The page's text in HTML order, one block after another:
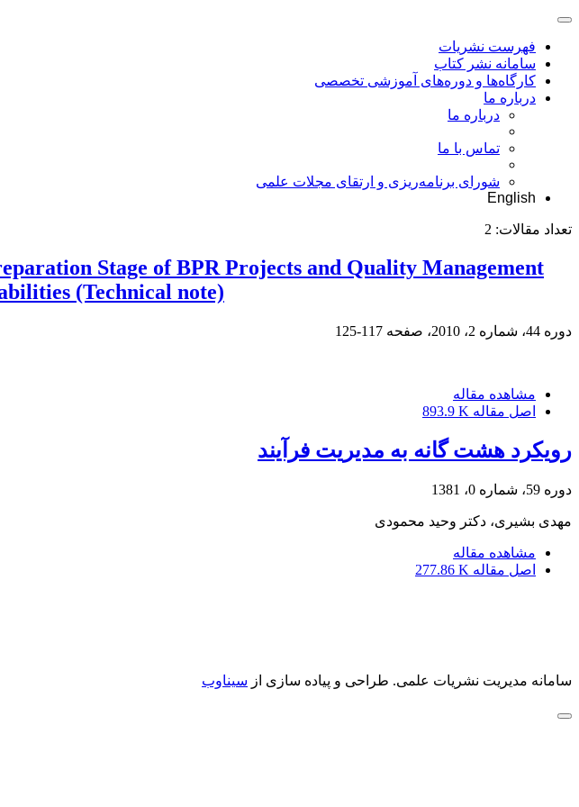
فهرست نشریات
سامانه نشر کتاب
کارگاه‌ها و دوره‌های آموزشی تخصصی
درباره ما
درباره ما
تماس با ما
شورای برنامه‌ریزی و ارتقای مجلات علمی
English
تعداد مقالات: 2
Stage of BPR Projects and Quality Management
(Technical note)
دوره 44، شماره 2، 2010، صفحه 117-125
مشاهده مقاله
اصل مقاله 893.9 K
رویکرد هشت گانه به مدیریت فرآیند
دوره 59، شماره 0، 1381
مهدی بشیری، دکتر وحید محمودی
مشاهده مقاله
اصل مقاله 277.86 K
سامانه مدیریت نشریات علمی. طراحی و پیاده سازی از سیناوب